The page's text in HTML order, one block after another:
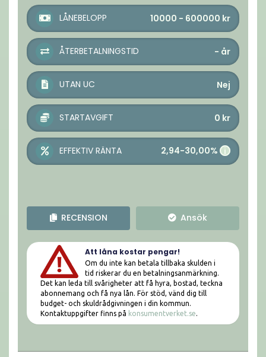
LÅNEBELOPP 10000 - 600000 kr
ÅTERBETALNINGSTID - år
UTAN UC Nej
STARTAVGIFT 0 kr
EFFEKTIV RÄNTA 2,94-30,00% i
RECENSION Ansök
Att låna kostar pengar!
Om du inte kan betala tillbaka skulden i
tid riskerar du en betalningsanmärkning.
Det kan leda till svårigheter att få hyra, bostad, teckna
abonnemang och få nya lån. För stöd, vänd dig till
budget- och skuldrådgivningen i din kommun.
Kontaktuppgifter finns på konsumentverket.se.